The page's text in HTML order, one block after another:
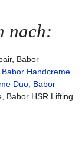
nach:
Babor
Babor Handcreme
Duo Babor
Babor HSR Lifting